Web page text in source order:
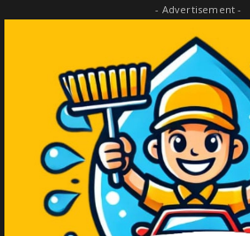
- Advertisement -